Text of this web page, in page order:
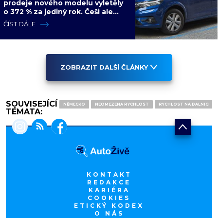
prodeje nového modelu vyletěly
o 372 % za jediný rok. Češi ale
jedou svojí pohádku
ČÍST DÁLE
ZOBRAZIT DALŠÍ ČLÁNKY
SOUVISEJÍCÍ
TÉMATA:
NĚMECKO NEOMEZENÁ RYCHLOST RYCHLOST NA DÁLNICI
KONTAKT
REDAKCE
KARIÉRA
COOKIES
ETICKÝ KODEX
O NÁS